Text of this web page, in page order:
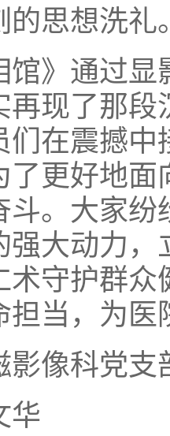
的思想洗礼
馆》通过
再现了那
们在震撼
了更好地
斗。大家
强大动力
术守护群
担当，为
影像科党支
华